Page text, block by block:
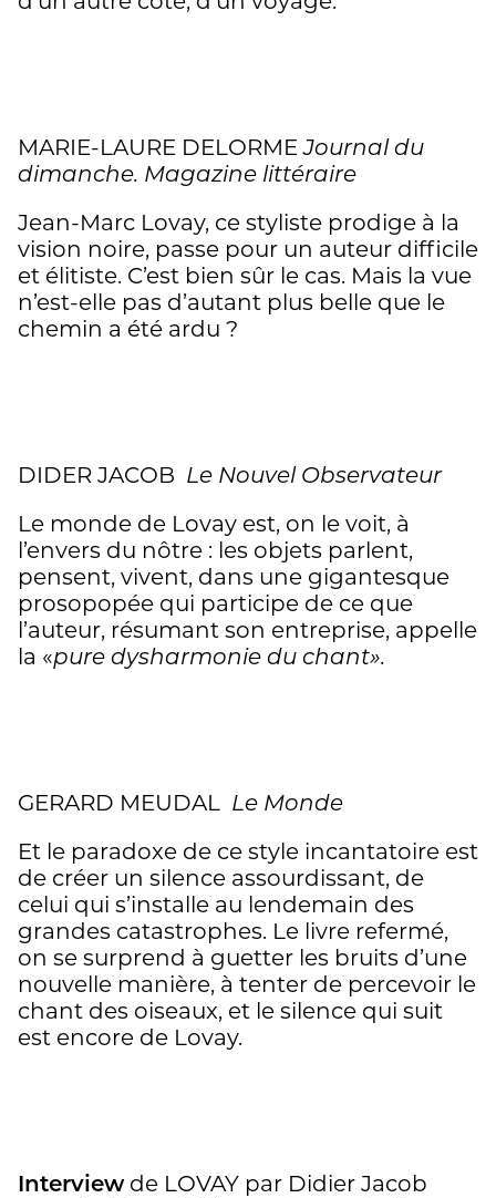
MARIE-LAURE DELORMEJournal du
dimanche. Magazine littéraire
Jean-Marc Lovay, ce styliste prodige à la
vision noire, passe pour un auteur difficile
et élitiste. C’est bien sûr le cas. Mais la vue
n’est-elle pas d’autant plus belle que le
chemin a été ardu ?
DIDER JACOB Le Nouvel Observateur
Le monde de Lovay est, on le voit, à
l’envers du nôtre : les objets parlent,
pensent, vivent, dans une gigantesque
prosopopée qui participe de ce que
l’auteur, résumant son entreprise, appelle
la «pure dysharmonie du chant».
GERARD MEUDAL Le Monde
Et le paradoxe de ce style incantatoire est
de créer un silence assourdissant, de
celui qui s’installe au lendemain des
grandes catastrophes. Le livre refermé,
on se surprend à guetter les bruits d’une
nouvelle manière, à tenter de percevoir le
chant des oiseaux, et le silence qui suit
est encore de Lovay.
Interviewde LOVAY par Didier Jacob